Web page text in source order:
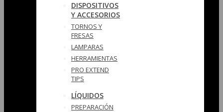
DISPOSITIVOS
Y ACCESORIOS
TORNOS Y
FRESAS
LAMPARAS
HERRAMIENTAS
PRO EXTEND
TIPS
LÍQUIDOS
PREPARACIÓN